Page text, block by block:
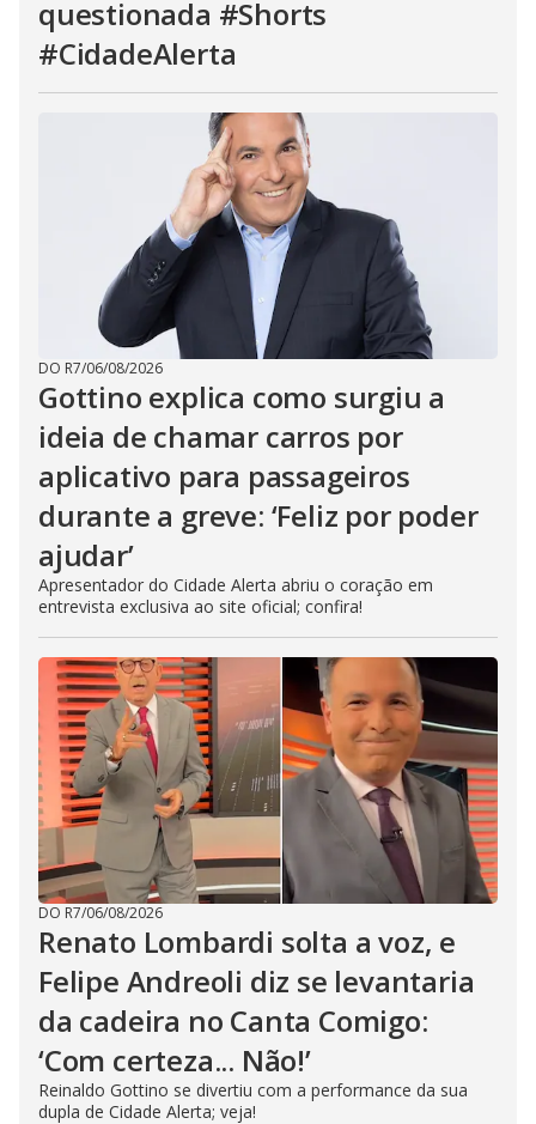
questionada #Shorts
#CidadeAlerta
DO R7/06/08/2026
Gottino explica como surgiu a
ideia de chamar carros por
aplicativo para passageiros
durante a greve: ‘Feliz por poder
ajudar’
Apresentador do Cidade Alerta abriu o coração em
entrevista exclusiva ao site oficial; confira!
DO R7/06/08/2026
Renato Lombardi solta a voz, e
Felipe Andreoli diz se levantaria
da cadeira no Canta Comigo:
‘Com certeza... Não!’
Reinaldo Gottino se divertiu com a performance da sua
dupla de Cidade Alerta; veja!